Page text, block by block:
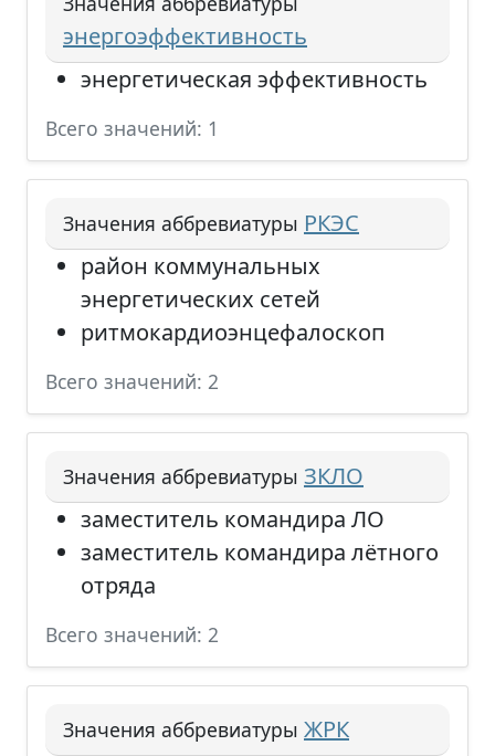
энергоэффективность
энергетическая эффективность
Всего значений: 1
Значения аббревиатуры РКЭС
район коммунальных
энергетических сетей
ритмокардиоэнцефалоскоп
Всего значений: 2
Значения аббревиатуры ЗКЛО
заместитель командира ЛО
заместитель командира лётного
отряда
Всего значений: 2
Значения аббревиатуры ЖРК